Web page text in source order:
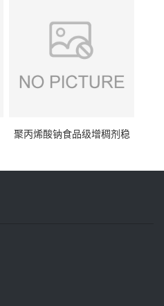
聚丙烯酸钠食品级增稠剂稳